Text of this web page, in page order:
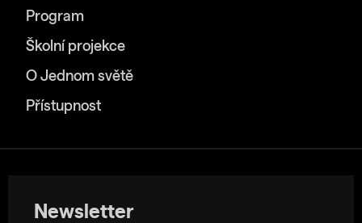
Program
Školní projekce
O Jednom světě
Přístupnost
Newsletter